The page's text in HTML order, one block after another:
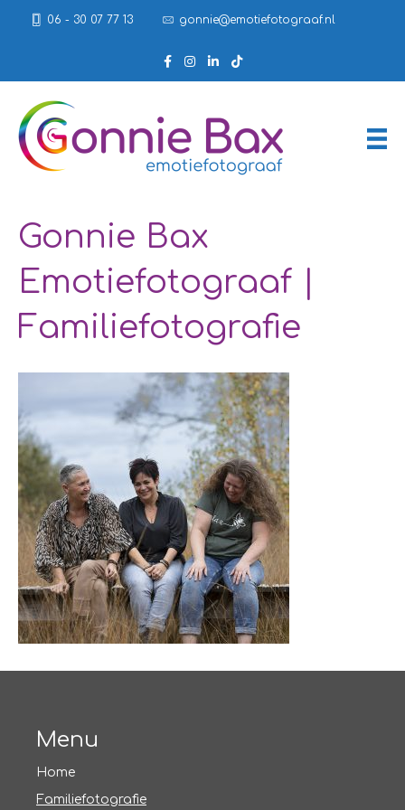
06 - 30 07 77 13 gonnie@emotiefotograaf.nl
Gonnie Bax
Emotiefotograaf |
Familiefotografie
Menu
Home
Familiefotografie